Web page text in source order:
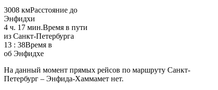
3008 кмРасстояние до
Энфидхи
4 ч. 17 мин.Время в пути
из Санкт-Петербурга
13 : 38Время в
об Энфидхе
На данный момент прямых рейсов по маршруту Санкт-
Петербург – Энфида-Хаммамет нет.